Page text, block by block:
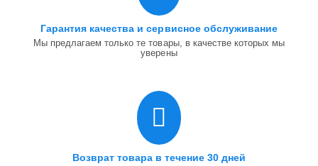
Гарантия качества и сервисное обслуживание
Мы предлагаем только те товары, в качестве которых мы
уверены
Возврат товара в течение 30 дней